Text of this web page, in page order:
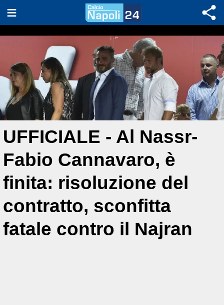
UFFICIALE - Al Nassr-
Fabio Cannavaro, è
finita: risoluzione del
contratto, sconfitta
fatale contro il Najran